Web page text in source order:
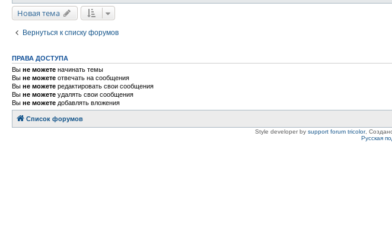
Новая тема
Вернуться к списку форумов
ПРАВА ДОСТУПА
Вы не можете начинать темы
Вы не можете отвечать на сообщения
Вы не можете редактировать свои сообщения
Вы не можете удалять свои сообщения
Вы не можете добавлять вложения
Список форумов
Style developer by support forum tricolor,
Русская